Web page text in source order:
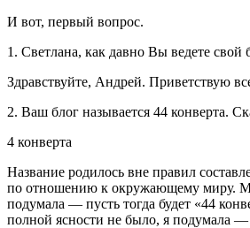
И вот, первый вопрос.
1. Светлана, как давно Вы ведете свой
Здравствуйте, Андрей. Приветствую
2. Ваш блог называется 44 конверта.
4 конверта
Название родилось вне правил
по отношению к окружающему миру.
подумала — пусть тогда будет «44
полной ясности не было, я подумала